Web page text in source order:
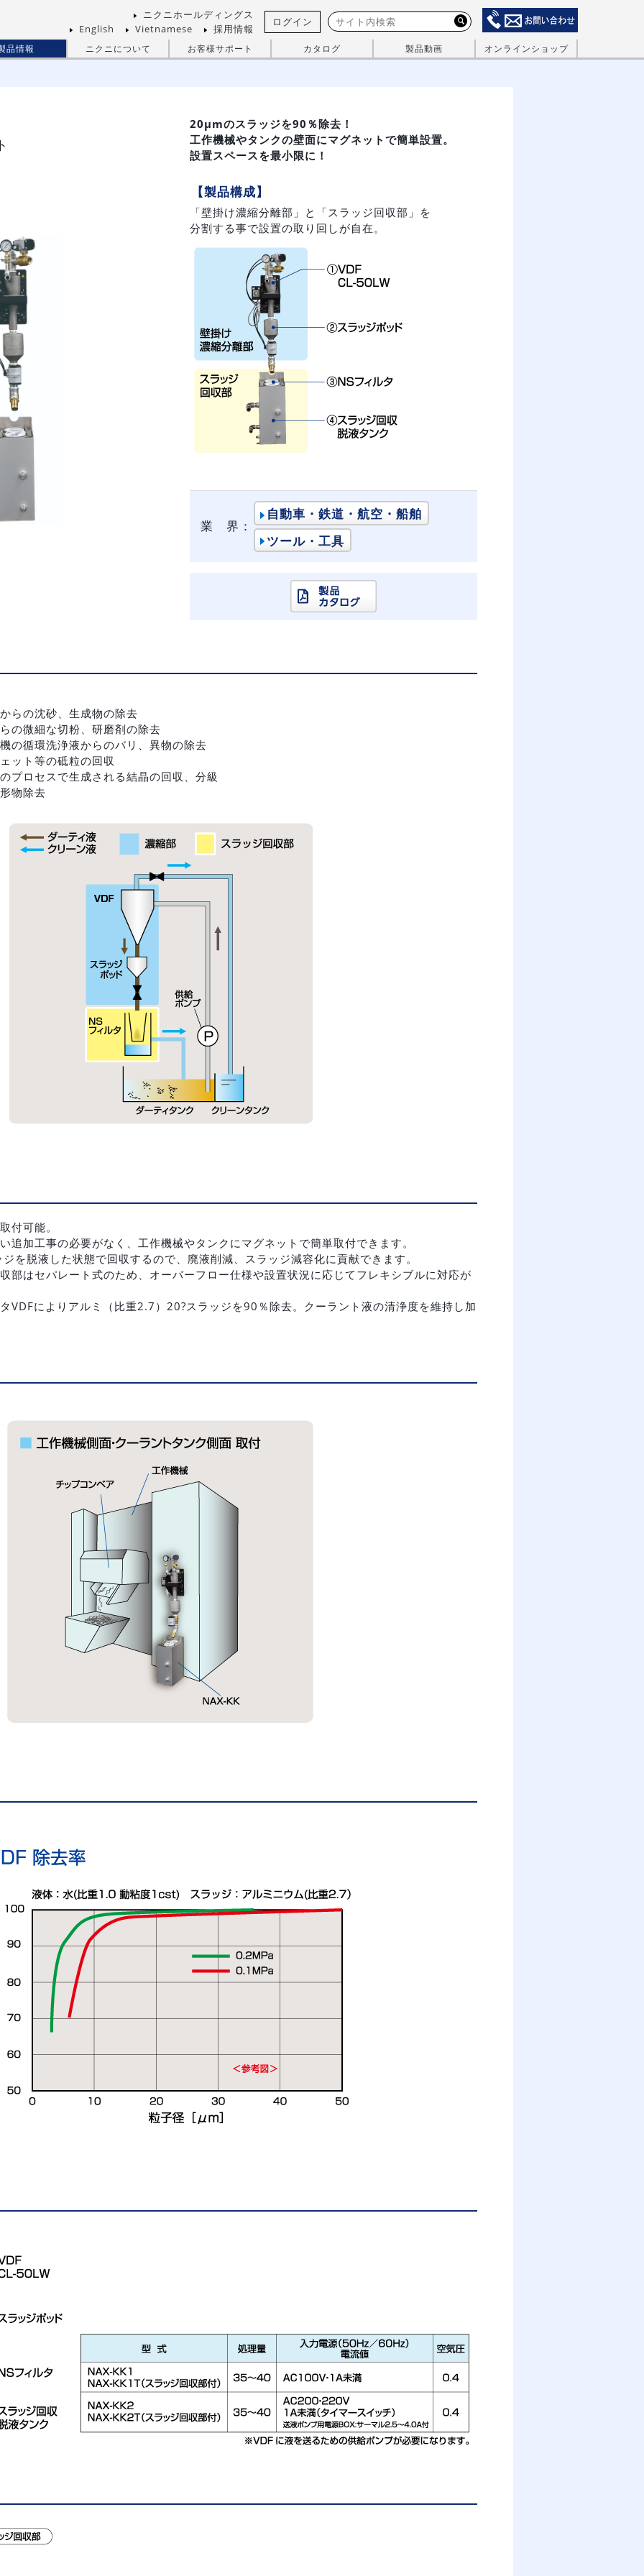
ニクニホールディングス
English
Vietnamese 採用情報
ログイン
品情報 ニクニについて お客様サポート カタログ 製品動画 オンラインショップ
20μmのスラッジを90％除去！
工作機械やタンクの壁面にマグネットで簡単設置。
設置スペースを最小限に！
【製品構成】
「壁掛け濃縮分離部」と「スラッジ回収部」を
分割する事で設置の取り回しが自在。
業 界：
自動車・鉄道・航空・船舶
ツール・工具
らの沈砂、生成物の除去
の微細な切粉、研磨剤の除去
の循環洗浄液からのバリ、異物の除去
ット等の砥粒の回収
プロセスで生成される結晶の回収、分級
物除去
付可能。
追加工事の必要がなく、工作機械やタンクにマグネットで簡単取付できます。
を脱液した状態で回収するので、廃液削減、スラッジ減容化に貢献できます。
部はセパレート式のため、オーバーフロー仕様や設置状況に応じてフレキシブルに対応が
VDFによりアルミ（比重2.7）20?スラッジを90％除去。クーラント液の清浄度を維持し加